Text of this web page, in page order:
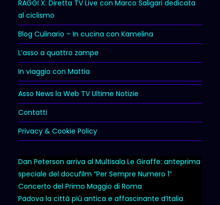
RAGGI X: Diretta TV Live con Marco Saligari dedicata
al ciclismo
Blog Culinario – In cucina con Kamelina
L’asso a quattro zampe
In viaggio con Mattia
Asso News la Web TV Ultime Notizie
Contatti
Privacy & Cookie Policy
Dan Peterson arriva al Multisala Le Giraffe: anteprima
speciale del docufilm “Per Sempre Numero 1”
Concerto del Primo Maggio di Roma
Padova la città più antica e affascinante d’Italia